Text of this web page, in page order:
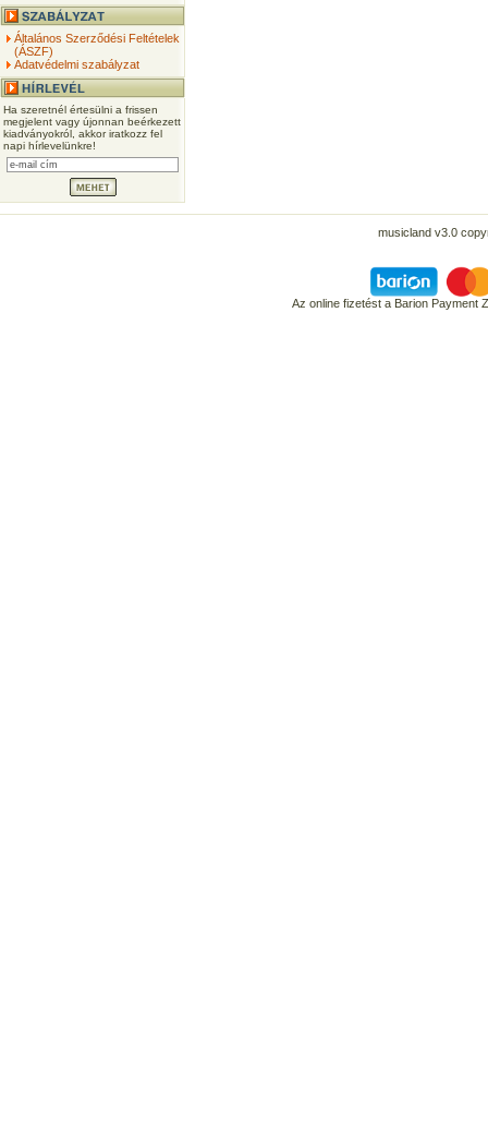
Általános Szerződési Feltételek
(ÁSZF)
Adatvédelmi szabályzat
Ha szeretnél értesülni a frissen
megjelent vagy újonnan beérkezett
kiadványokról, akkor iratkozz fel
napi hírlevelünkre!
musicland v3.0
Az online fizetést a Barion Payment